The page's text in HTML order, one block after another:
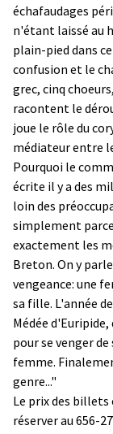
échafaudages
n'étant laissé au
plain-pied dans
confusion et le
grec, cinq
racontent le
joue le rôle du
médiateur entre
Pourquoi le
écrite il y a des
loin des
simplement
exactement les
Breton. On y
vengeance: une
sa fille. L'année
Médée
pour se venger
femme.
genre..."
Le prix des billets
réserver au 656-